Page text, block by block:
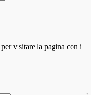
per visitare la pagina con i